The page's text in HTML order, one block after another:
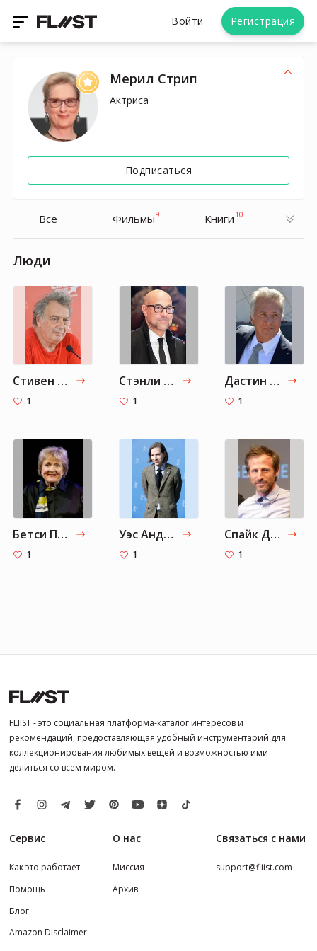
Войти Регистрация
Мерил Стрип
Актриса
Подписаться
Все Фильмы9 Книги 10
Люди
Стивен Фрирз
1
Стэнли Туччи
1
Дастин Хоффман
1
Бетси Парриш
1
Уэс Андерсон
1
Спайк Джонз
1
FLIIST - это социальная платформа-каталог интересов и
рекомендаций, предоставляющая удобный инструментарий для
коллекционирования любимых вещей и возможностью ими
делиться со всем миром.
Сервис
Как это работает
Помощь
Блог
Amazon Disclaimer
О нас
Миссия
Архив
Связаться с нами
support@fliist.com